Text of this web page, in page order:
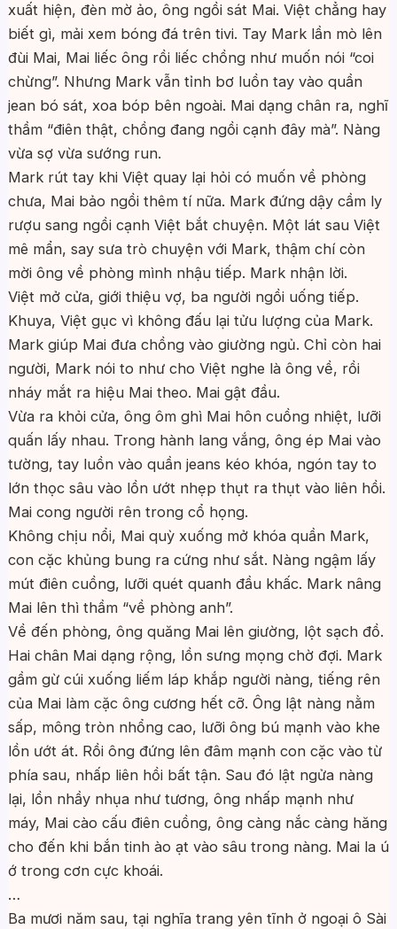
xuất hiện, đèn mờ ảo, ông ngồi sát Mai. Việt chẳng hay
biết gì, mải xem bóng đá trên tivi. Tay Mark lần mò lên
đùi Mai, Mai liếc ông rồi liếc chồng như muốn nói “coi
chừng”. Nhưng Mark vẫn tỉnh bơ luồn tay vào quần
jean bó sát, xoa bóp bên ngoài. Mai dạng chân ra, nghĩ
thầm “điên thật, chồng đang ngồi cạnh đây mà”. Nàng
vừa sợ vừa sướng run.
Mark rút tay khi Việt quay lại hỏi có muốn về phòng
chưa, Mai bảo ngồi thêm tí nữa. Mark đứng dậy cầm ly
rượu sang ngồi cạnh Việt bắt chuyện. Một lát sau Việt
mê mẩn, say sưa trò chuyện với Mark, thậm chí còn
mời ông về phòng mình nhậu tiếp. Mark nhận lời.
Việt mở cửa, giới thiệu vợ, ba người ngồi uống tiếp.
Khuya, Việt gục vì không đấu lại tửu lượng của Mark.
Mark giúp Mai đưa chồng vào giường ngủ. Chỉ còn hai
người, Mark nói to như cho Việt nghe là ông về, rồi
nháy mắt ra hiệu Mai theo. Mai gật đầu.
Vừa ra khỏi cửa, ông ôm ghì Mai hôn cuồng nhiệt, lưỡi
quấn lấy nhau. Trong hành lang vắng, ông ép Mai vào
tường, tay luồn vào quần jeans kéo khóa, ngón tay to
lớn thọc sâu vào lồn ướt nhẹp thụt ra thụt vào liên hồi.
Mai cong người rên trong cổ họng.
Không chịu nổi, Mai quỳ xuống mở khóa quần Mark,
con cặc khủng bung ra cứng như sắt. Nàng ngậm lấy
mút điên cuồng, lưỡi quét quanh đầu khấc. Mark nâng
Mai lên thì thầm “về phòng anh”.
Về đến phòng, ông quăng Mai lên giường, lột sạch đồ.
Hai chân Mai dạng rộng, lồn sưng mọng chờ đợi. Mark
gầm gừ cúi xuống liếm láp khắp người nàng, tiếng rên
của Mai làm cặc ông cương hết cỡ. Ông lật nàng nằm
sấp, mông tròn nhổng cao, lưỡi ông bú mạnh vào khe
lồn ướt át. Rồi ông đứng lên đâm mạnh con cặc vào từ
phía sau, nhấp liên hồi bất tận. Sau đó lật ngửa nàng
lại, lồn nhầy nhụa như tương, ông nhấp mạnh như
máy, Mai cào cấu điên cuồng, ông càng nắc càng hăng
cho đến khi bắn tinh ào ạt vào sâu trong nàng. Mai la ú
ớ trong cơn cực khoái.
…
Ba mươi năm sau, tại nghĩa trang yên tĩnh ở ngoại ô Sài